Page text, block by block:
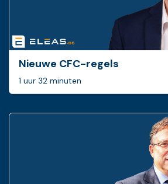
Nieuwe CFC-regels
1 uur 32 minuten